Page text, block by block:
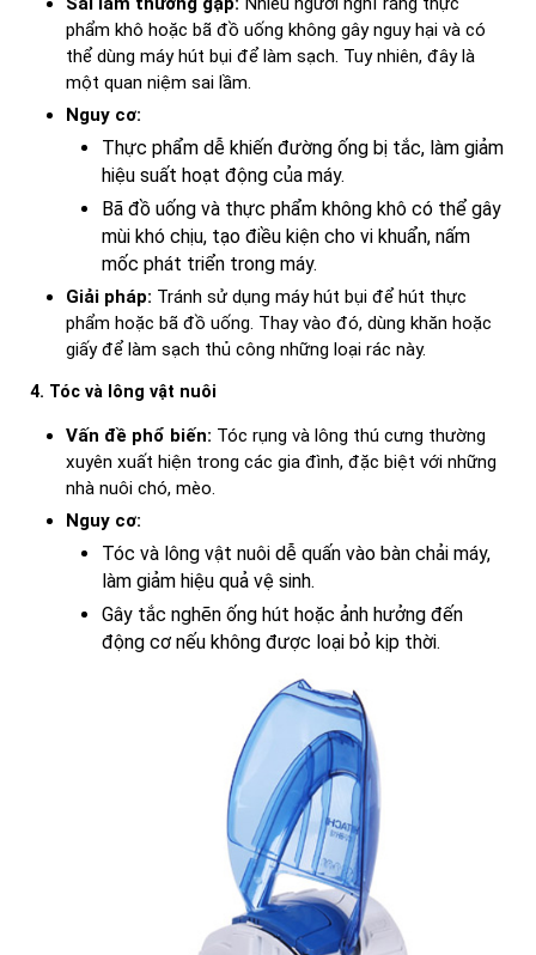
phẩm khô hoặc bã đồ uống không gây nguy hại và có
thể dùng máy hút bụi để làm sạch. Tuy nhiên, đây là
một quan niệm sai lầm.
Nguy cơ:
Thực phẩm dễ khiến đường ống bị tắc, làm giảm
hiệu suất hoạt động của máy.
Bã đồ uống và thực phẩm không khô có thể gây
mùi khó chịu, tạo điều kiện cho vi khuẩn, nấm
mốc phát triển trong máy.
Giải pháp: Tránh sử dụng máy hút bụi để hút thực
phẩm hoặc bã đồ uống. Thay vào đó, dùng khăn hoặc
giấy để làm sạch thủ công những loại rác này.
4. Tóc và lông vật nuôi
Vấn đề phổ biến: Tóc rụng và lông thú cưng thường
xuyên xuất hiện trong các gia đình, đặc biệt với những
nhà nuôi chó, mèo.
Nguy cơ:
Tóc và lông vật nuôi dễ quấn vào bàn chải máy,
làm giảm hiệu quả vệ sinh.
Gây tắc nghẽn ống hút hoặc ảnh hưởng đến
động cơ nếu không được loại bỏ kịp thời.